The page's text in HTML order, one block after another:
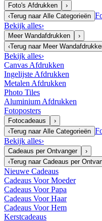
Foto's Afdrukken
›
‹Terug naar Alle Categorieën
Bekijk alles›
Meer Wandafdrukken
›
‹Terug naar Meer
Bekijk alles›
Canvas Afdrukken
Ingelijste Afdrukken
Metalen Afdrukken
Photo Tiles
Aluminium Afdrukken
Fotoposters
Fotocadeaus
›
‹Terug naar Alle Categorieën
Bekijk alles›
Cadeaus per Ontvanger
›
‹Terug naar Cadeaus per
Nieuwe Cadeaus
Cadeaus Voor Moeder
Cadeaus Voor Papa
Cadeaus Voor Haar
Cadeaus Voor Hem
Kerstcadeaus